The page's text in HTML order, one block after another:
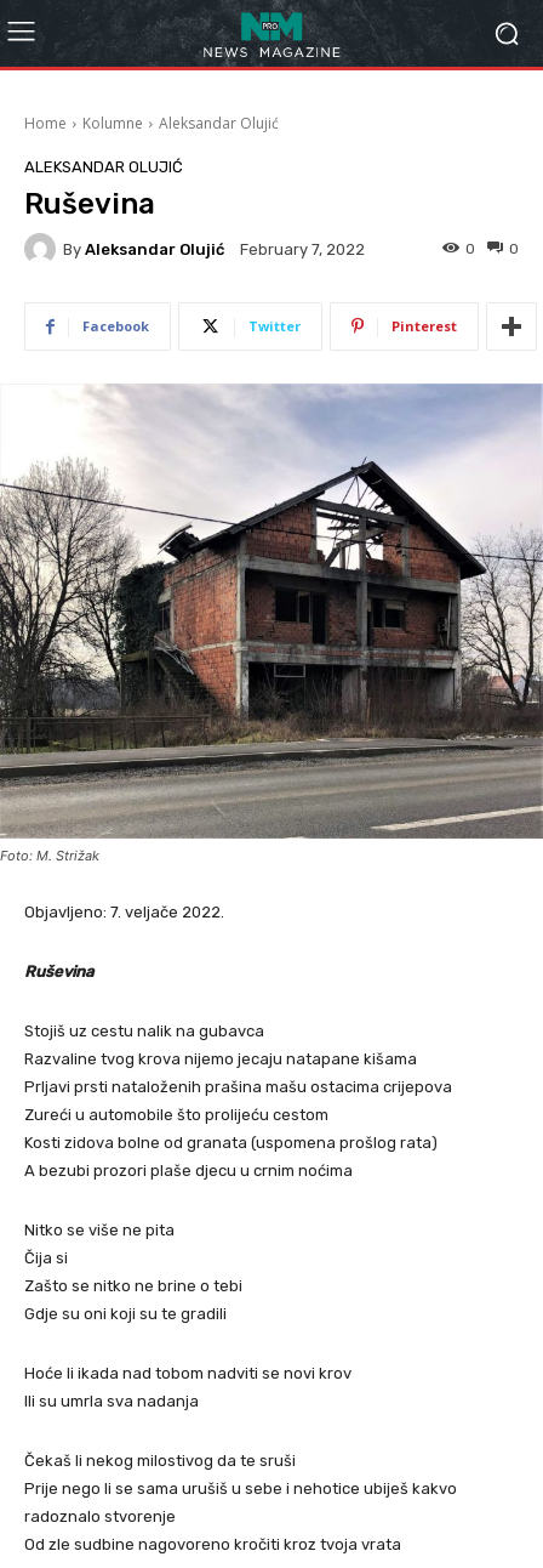
Home Kolumne Aleksandar Olujić
ALEKSANDAR OLUJIĆ
Ruševina
By Aleksandar Olujić February 7, 2022 0
0
Facebook Twitter Pinterest
Foto: M. Strižak
Objavljeno: 7. veljače 2022.
Ruševina
Stojiš uz cestu nalik na gubavca
Razvaline tvog krova nijemo jecaju natapane kišama
Prljavi prsti nataloženih prašina mašu ostacima crijepova
Zureći u automobile što prolijeću cestom
Kosti zidova bolne od granata (uspomena prošlog rata)
A bezubi prozori plaše djecu u crnim noćima
Nitko se više ne pita
Čija si
Zašto se nitko ne brine o tebi
Gdje su oni koji su te gradili
Hoće li ikada nad tobom nadviti se novi krov
Ili su umrla sva nadanja
Čekaš li nekog milostivog da te sruši
Prije nego li se sama urušiš u sebe i nehotice ubiješ kakvo
radoznalo stvorenje
Od zle sudbine nagovoreno kročiti kroz tvoja vrata